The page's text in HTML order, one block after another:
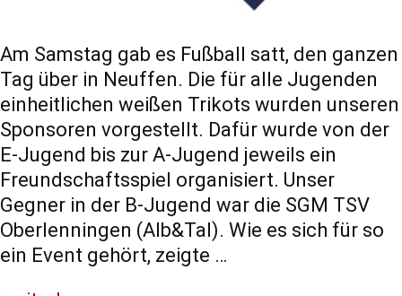
Am Samstag gab es Fußball satt, den ganzen
Tag über in Neuffen. Die für alle Jugenden
einheitlichen weißen Trikots wurden unseren
Sponsoren vorgestellt. Dafür wurde von der
E-Jugend bis zur A-Jugend jeweils ein
Freundschaftsspiel organisiert. Unser
Gegner in der B-Jugend war die SGM TSV
Oberlenningen (Alb&Tal). Wie es sich für so
ein Event gehört, zeigte …